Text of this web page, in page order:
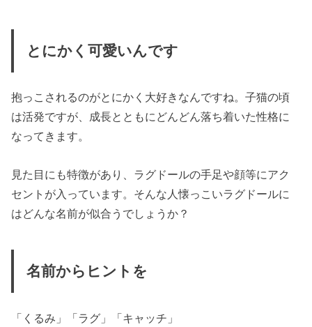
とにかく可愛いんです
抱っこされるのがとにかく大好きなんですね。子猫の頃
は活発ですが、成長とともにどんどん落ち着いた性格に
なってきます。
見た目にも特徴があり、ラグドールの手足や顔等にアク
セントが入っています。そんな人懐っこいラグドールに
はどんな名前が似合うでしょうか？
名前からヒントを
「くるみ」「ラグ」「キャッチ」